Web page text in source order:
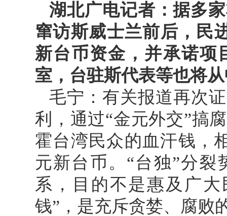
湖北广电记者：据多
窜访斯威士兰前后，民
新台币资金，并承诺项
室，台驻斯代表等也将
毛宁：有关报道再次
利，通过“金元外交”搞
霍台湾民众的血汗钱，
元新台币。“台独”分裂
系，目的不是惠及广
钱”，是充斥贪婪、腐败